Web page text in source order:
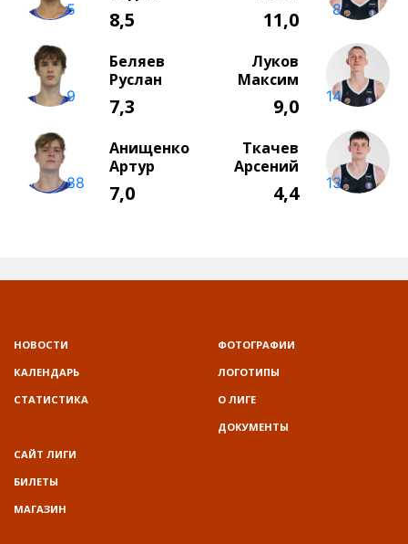
НОВОСТИ
КАЛЕНДАРЬ
СТАТИСТИКА
ФОТОГРАФИИ
ЛОГОТИПЫ
О ЛИГЕ
ДОКУМЕНТЫ
САЙТ ЛИГИ
БИЛЕТЫ
МАГАЗИН